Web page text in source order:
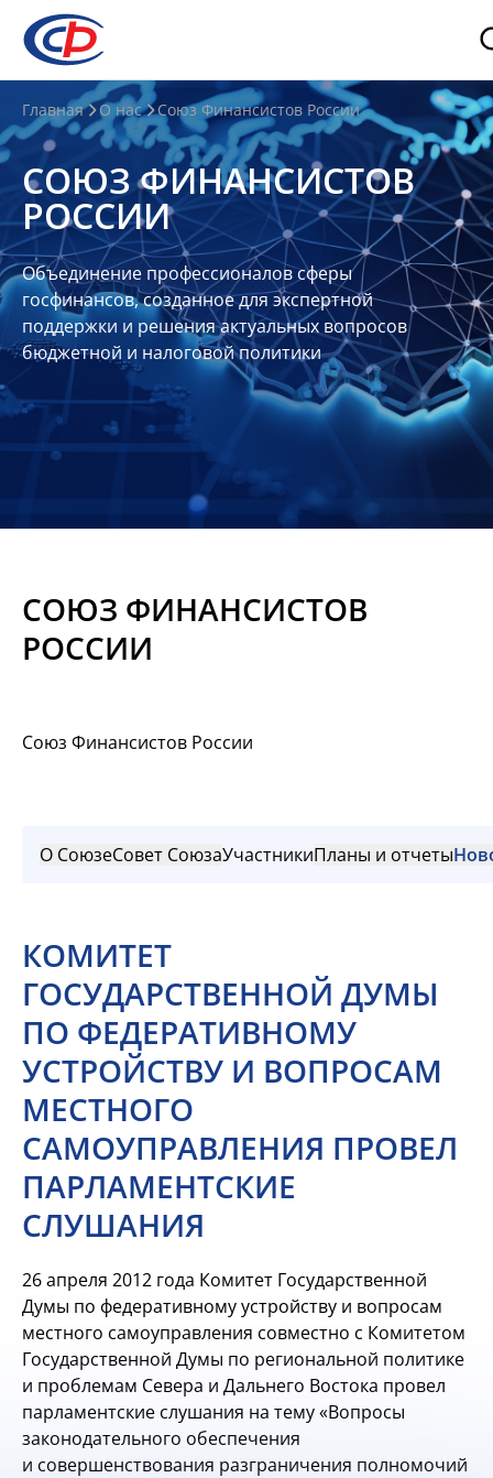
О
нас
О
СФР
Совет
Союза
Участники
Планы
отчеты
Контакты
Материалы
Главная О нас Союз Финансистов России
СОЮЗ ФИНАНСИСТОВ
РОССИИ
Объединение профессионалов сферы
госфинансов, созданное для экспертной
поддержки и решения актуальных вопросов
бюджетной и налоговой политики
СОЮЗ ФИНАНСИСТОВ
РОССИИ
Союз Финансистов России
О СоюзеСовет СоюзаУчастникиПланы и отчеты
КОМИТЕТ
ГОСУДАРСТВЕННОЙ ДУМЫ
ПО ФЕДЕРАТИВНОМУ
УСТРОЙСТВУ И ВОПРОСАМ
МЕСТНОГО
САМОУПРАВЛЕНИЯ ПРОВЕЛ
ПАРЛАМЕНТСКИЕ
СЛУШАНИЯ
26 апреля 2012 года Комитет Государственной
Думы по федеративному устройству и вопросам
местного самоуправления совместно с Комитетом
Государственной Думы по региональной политике
и проблемам Севера и Дальнего Востока провел
парламентские слушания на тему «Вопросы
законодательного обеспечения
и совершенствования разграничения полномочий